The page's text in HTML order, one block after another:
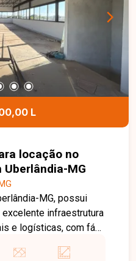
uma visita para
L
locação no
MG
MG, possui
infraestrutura
e logísticas, com fácil
que necessitam